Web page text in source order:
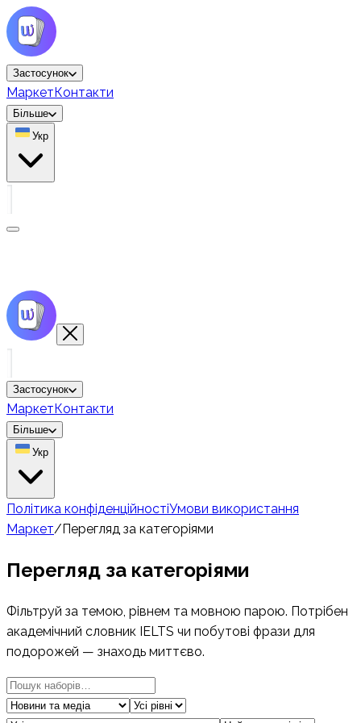
Застосунок
МаркетКонтакти
Більше
Укр
Застосунок
МаркетКонтакти
Більше
Укр
Політика конфіденційностіУмови використання
Маркет/Перегляд за категоріями
Перегляд за категоріями
Фільтруй за темою, рівнем та мовною парою. Потрібен
академічний словник IELTS чи побутові фрази для
подорожей — знаходь миттєво.